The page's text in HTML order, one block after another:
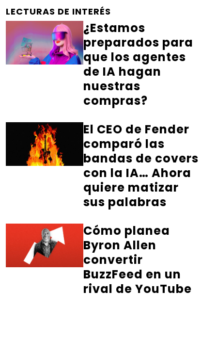
LECTURAS DE INTERÉS
¿Estamos
preparados para
que los agentes
de IA hagan
nuestras
compras?
El CEO de Fender
comparó las
bandas de covers
con la IA… Ahora
quiere matizar
sus palabras
Cómo planea
Byron Allen
convertir
BuzzFeed en un
rival de YouTube